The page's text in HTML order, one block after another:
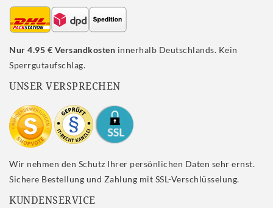
Nur 4.95 € Versandkosten innerhalb Deutschlands. Kein
Sperrgutaufschlag.
UNSER VERSPRECHEN
Wir nehmen den Schutz Ihrer persönlichen Daten sehr ernst.
Sichere Bestellung und Zahlung mit SSL-Verschlüsselung.
KUNDENSERVICE